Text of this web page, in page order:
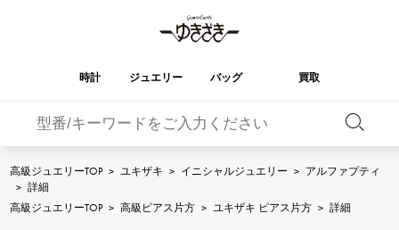
時計 ジュエリー バッグ 買取
ロレックス ウブロ
オメガ ブライトリング
YUKIZAKI
ジュエリー
ジュエリー
ジュエリー
ジュエリー
バーキン オータクロア
高級ジュエリーTOP > ユキザキ > イニシャルジュエリー > アルファプティ
> 詳細
高級ジュエリーTOP > 高級ピアス片方 > ユキザキ ピアス片方 > 詳細